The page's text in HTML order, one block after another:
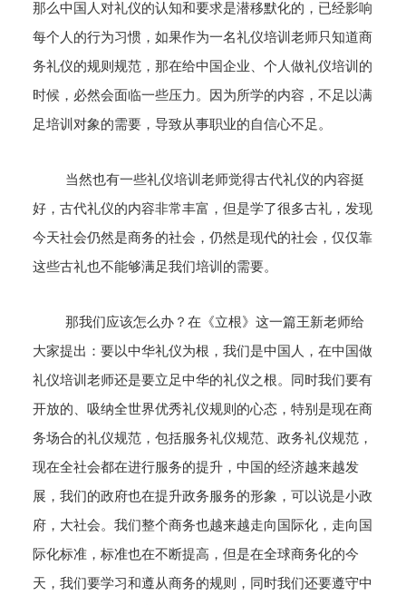
那么中国人对礼仪的认知和要求是潜移默化的，已经影响
每个人的行为习惯，如果作为一名礼仪培训老师只知道商
务礼仪的规则规范，那在给中国企业、个人做礼仪培训的
时候，必然会面临一些压力。因为所学的内容，不足以满
足培训对象的需要，导致从事职业的自信心不足。
当然也有一些礼仪培训老师觉得古代礼仪的内容挺
好，古代礼仪的内容非常丰富，但是学了很多古礼，发现
今天社会仍然是商务的社会，仍然是现代的社会，仅仅靠
这些古礼也不能够满足我们培训的需要。
那我们应该怎么办？在《立根》这一篇王新老师给
大家提出：要以中华礼仪为根，我们是中国人，在中国做
礼仪培训老师还是要立足中华的礼仪之根。同时我们要有
开放的、吸纳全世界优秀礼仪规则的心态，特别是现在商
务场合的礼仪规范，包括服务礼仪规范、政务礼仪规范，
现在全社会都在进行服务的提升，中国的经济越来越发
展，我们的政府也在提升政务服务的形象，可以说是小政
府，大社会。我们整个商务也越来越走向国际化，走向国
际化标准，标准也在不断提高，但是在全球商务化的今
天，我们要学习和遵从商务的规则，同时我们还要遵守中